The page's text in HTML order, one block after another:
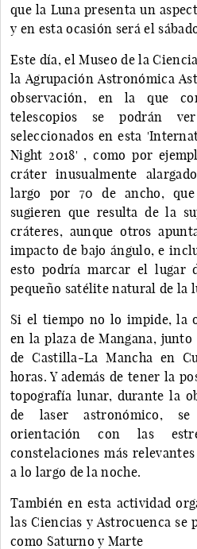
que la Luna presenta un
y en esta ocasión será el
Este día, el Museo de la
la Agrupación Astronómica
observación, en la que
telescopios se podrán
seleccionados en esta
Night 2018' , como por
cráter inusualmente
largo por 70 de ancho, que
sugieren que resulta de la
cráteres, aunque otros
impacto de bajo ángulo, e
esto podría marcar el lugar
pequeño satélite natural de la
Si el tiempo no lo impide, la
en la plaza de Mangana,
de Castilla-La Mancha en
horas. Y además de tener la
topografía lunar, durante la
de laser astronómico,
orientación con las
constelaciones más
a lo largo de la noche.
También en esta actividad
las Ciencias y Astrocuenca se
como Saturno y Marte